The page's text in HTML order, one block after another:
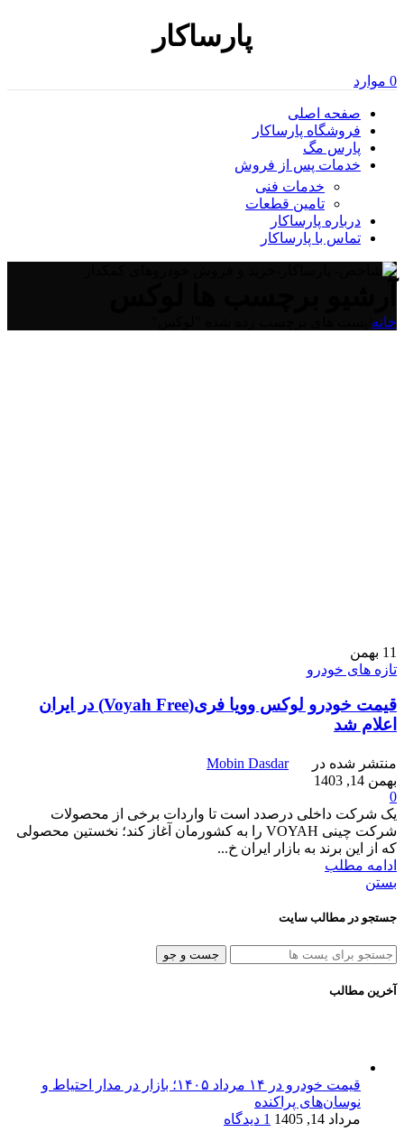
پارساکار
0 موارد
صفحه اصلی
فروشگاه پارساکار
پارس مگ
خدمات پس از فروش
خدمات فنی
تامین قطعات
درباره پارساکار
تماس با پارساکار
خانه
11 بهمن
تازه های خودرو
قیمت خودرو لوکس وویا فری(Voyah Free) در ایران
اعلام شد
منتشر شده در
Mobin Dasdar
بهمن 14, 1403
0
یک شرکت داخلی درصدد است تا واردات برخی از محصولات
شرکت چینی VOYAH را به کشورمان آغاز کند؛ نخستین محصولی
که از این برند به بازار ایران خ...
ادامه مطلب
بستن
جستجو در مطالب سایت
جست و جو
آخرین مطالب
قیمت خودرو در ۱۴ مرداد ۱۴۰۵؛ بازار در مدار احتیاط و
نوسان‌های پراکنده
مرداد 14, 1405
1 دیدگاه